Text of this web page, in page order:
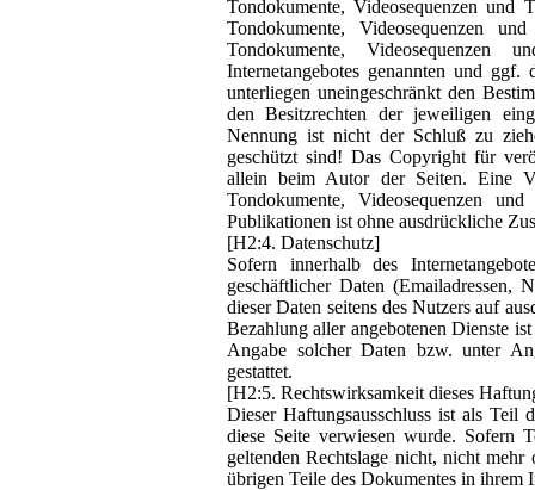
Tondokumente, Videosequenzen und
Tondokumente, Videosequenzen
Tondokumente,
Internetangebotes genannten und
unterliegen uneingeschränkt den
den Besitzrechten der jeweiligen
Nennung ist nicht der Schluß zu
geschützt sind! Das Copyright für
allein beim Autor der Seiten. Eine
Tondokumente, Videosequenzen
Publikationen ist ohne ausdrückliche
[H2:4. Datenschutz]
Sofern innerhalb des
geschäftlicher Daten (Emailadressen,
dieser Daten seitens des Nutzers auf
Bezahlung aller angebotenen Dienste
Angabe solcher Daten bzw. unter
gestattet.
[H2:5. Rechtswirksamkeit dieses
Dieser Haftungsausschluss ist als Teil
diese Seite verwiesen wurde. Sofern
geltenden Rechtslage nicht, nicht
übrigen Teile des Dokumentes in